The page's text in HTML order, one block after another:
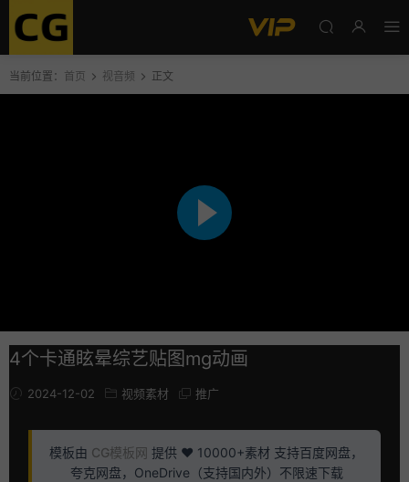
当前位置： 首页 视音频 正文
4个卡通眩晕综艺贴图mg动画
2024-12-02 视频素材 推广
模板由 CG模板网 提供 ❤️ 10000+素材 支持百度网盘，
夸克网盘，OneDrive（支持国内外）不限速下载